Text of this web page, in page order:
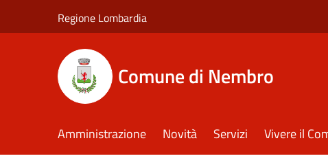
Regione Lombardia
Comune di Nembro
Amministrazione Novità Servizi Vivere il